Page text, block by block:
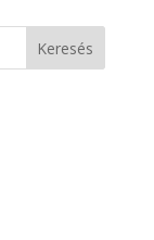
Keresés